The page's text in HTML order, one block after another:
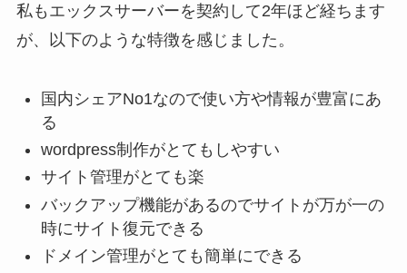
私もエックスサーバーを契約して2年ほど経ちます
が、以下のような特徴を感じました。
国内シェアNo1なので使い方や情報が豊富にあ
る
wordpress制作がとてもしやすい
サイト管理がとても楽
バックアップ機能があるのでサイトが万が一の
時にサイト復元できる
ドメイン管理がとても簡単にできる